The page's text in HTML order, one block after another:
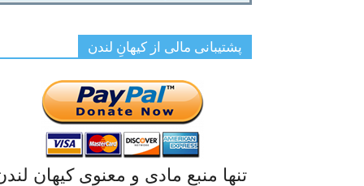
پشتیبانی مالی از کیهانِ لندن
تنها منبع مادی و معنوی کیهان